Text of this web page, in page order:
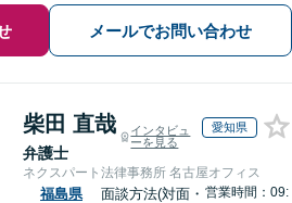
メールでお問い合わせ
柴田 直哉
弁護士
インタビュ
ーを見る
愛知県
ネクスパート法律事務所 名古屋オフィス
福島県
面談方法(対面・ 営業時間：09: